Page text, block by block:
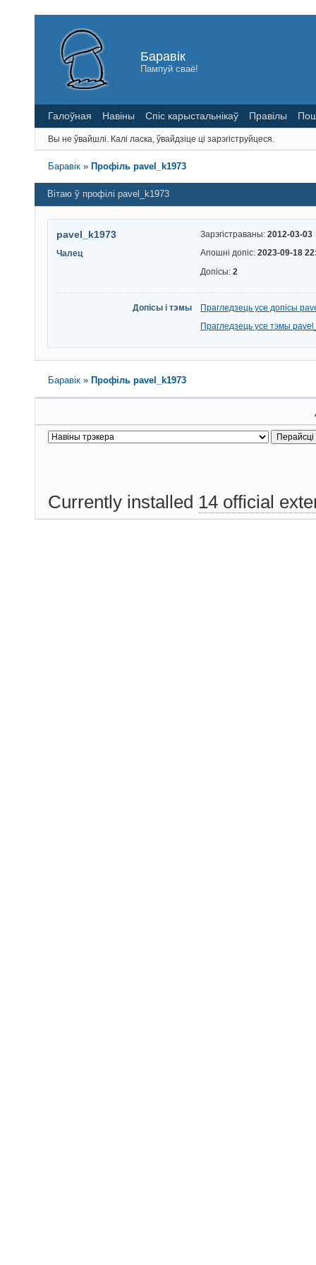
Баравік
Пампуй сваё!
Галоўная Навіны Спіс карыстальнікаў Правілы
Вы не ўвайшлі. Калі ласка, ўвайдзіце ці зарэгіструйцеся.
Баравік » Профіль pavel_k1973
Вітаю ў профілі pavel_k1973
pavel_k1973
Чалец
Зарэгістраваны: 2012-03-03
Апошні допіс: 2023-09-18
Допісы: 2
Допісы і тэмы
Прагледзець усе допісы
Прагледзець усе тэмы
Баравік » Профіль pavel_k1973
Currently installed 14 official